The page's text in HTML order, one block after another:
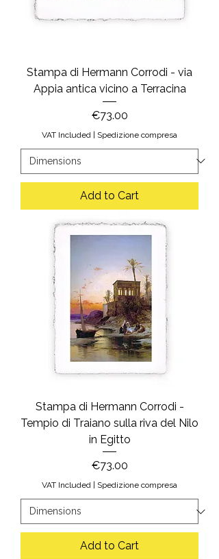
Stampa di Hermann Corrodi - via
Appia antica vicino a Terracina
Price
€73.00
VAT Included | Spedizione compresa
Add to Cart
Stampa di Hermann Corrodi -
Tempio di Traiano sulla riva del Nilo
in Egitto
Price
€73.00
VAT Included Spedizione compresa
Add to Cart